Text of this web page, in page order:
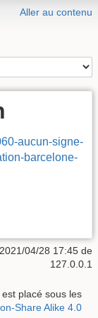
Aller au contenu
aucun-signe-
barcelone-
2021/04/28 17:45 de
127.0.0.1
placé sous les
Share Alike 4.0